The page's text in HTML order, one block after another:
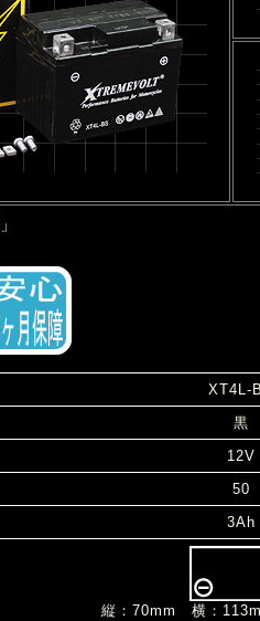
」
XT4L-
黒
12V
50
3Ah
縦：70mm 横：